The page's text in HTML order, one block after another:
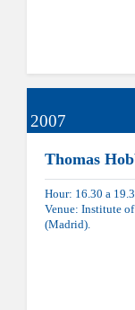
2007
Thomas
Hour: 16.30 a
Venue: Institute
(Madrid).